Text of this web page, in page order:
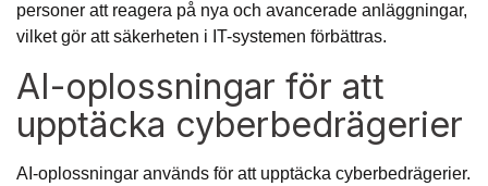
personer att reagera på nya och avancerade anläggningar,
vilket gör att säkerheten i IT-systemen förbättras.
AI-oplossningar för att
upptäcka cyberbedrägerier
AI-oplossningar används för att upptäcka cyberbedrägerier.